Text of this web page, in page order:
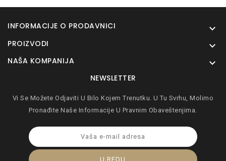
INFORMACIJE O PRODAVNICI 
PROIZVODI 
NAŠA KOMPANIJA 
NEWSLETTER
Vi Se Možete Odjaviti U Bilo Kojem Trenutku. U Tu Svrhu, Molimo
Pronađite Naše Informacije U Pravnim Obaveštenjima.